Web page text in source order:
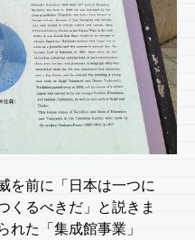
を前に「日本は一つに
くるべきだ」と説きま
れた「集成館事業」